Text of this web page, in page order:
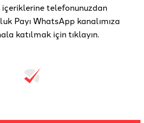
telefonunuzdan
Payı WhatsApp kanalımıza
katılmak için tıklayın.